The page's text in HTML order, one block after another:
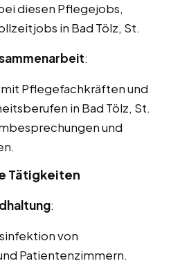
diesen Pflegejobs,
in Bad Tölz, St.
:
Pflegefachkräften und
in Bad Tölz, St.
und
Tätigkeiten
:
von
Patientenzimmern.